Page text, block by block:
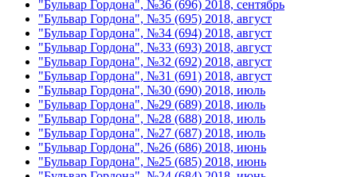
"Бульвар Гордона", №36 (696) 2018, сентябрь
"Бульвар Гордона", №35 (695) 2018, август
"Бульвар Гордона", №34 (694) 2018, август
"Бульвар Гордона", №33 (693) 2018, август
"Бульвар Гордона", №32 (692) 2018, август
"Бульвар Гордона", №31 (691) 2018, август
"Бульвар Гордона", №30 (690) 2018, июль
"Бульвар Гордона", №29 (689) 2018, июль
"Бульвар Гордона", №28 (688) 2018, июль
"Бульвар Гордона", №27 (687) 2018, июль
"Бульвар Гордона", №26 (686) 2018, июнь
"Бульвар Гордона", №25 (685) 2018, июнь